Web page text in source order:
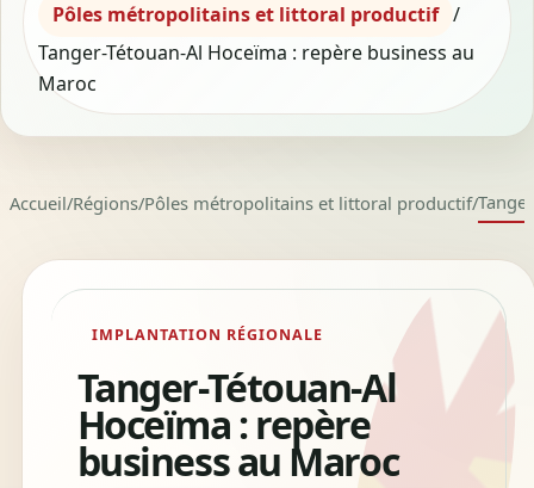
Pôles métropolitains et littoral productif /
Tanger-Tétouan-Al Hoceïma : repère business au
Maroc
Accueil/Régions/Pôles métropolitains et littoral productif/
IMPLANTATION RÉGIONALE
Tanger-Tétouan-Al
Hoceïma : repère
business au Maroc